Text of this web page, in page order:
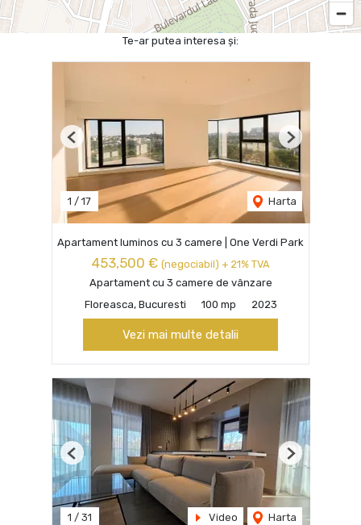
Te-ar putea interesa și:
1 / 17 Harta
Previous Next
Apartament luminos cu 3 camere | One Verdi Park
453,500 € (negociabil) + 21% TVA
Apartament cu 3 camere de vânzare
Floreasca, Bucuresti
100 mp 2023
Vezi mai multe detalii
1 / 31 Video Harta
Previous Next